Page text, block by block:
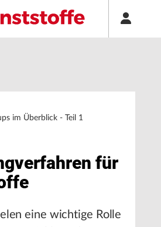
im Überblick - Teil 1
für
eine wichtige Rolle